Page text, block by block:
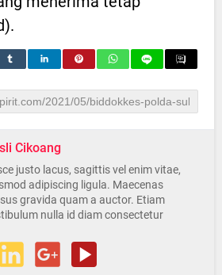
Cikoang
justo lacus, sagittis vel enim vitae,
adipiscing ligula. Maecenas
gravida quam a auctor. Etiam
nulla id diam consectetur